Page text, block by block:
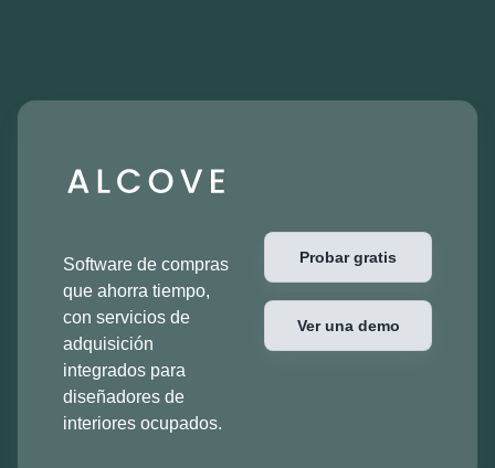
Software de compras
que ahorra tiempo,
con servicios de
adquisición
integrados para
diseñadores de
interiores ocupados.
Probar gratis
Ver una demo